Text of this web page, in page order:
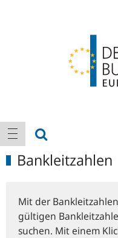
Hauptnavigation
Navigation
Bankleitzahlen
Mit der
gültigen
suchen. Mit einem